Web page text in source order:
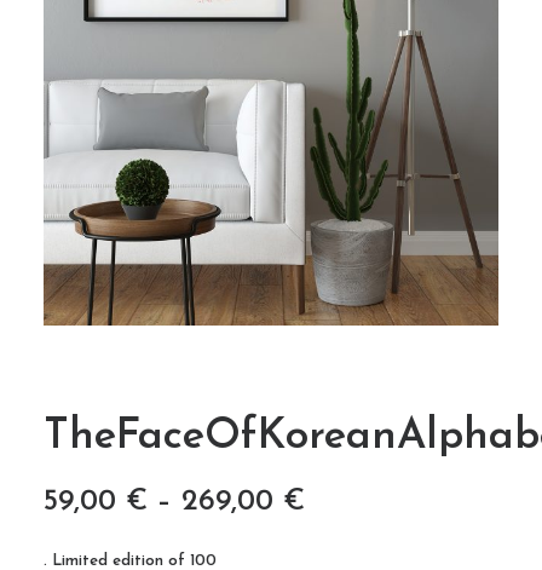
59,00 € – 269,00 €
. Limited edition of 100